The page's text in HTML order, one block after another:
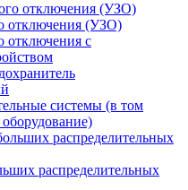
отключения (УЗО)
отключения с
системы (в том
распределительных